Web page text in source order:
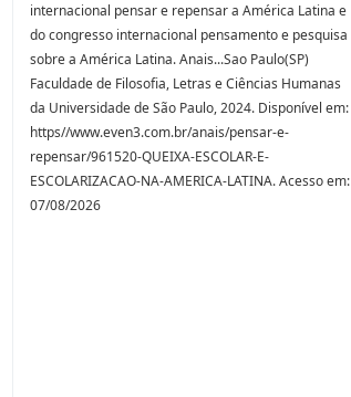
internacional pensar e repensar a América Latina e
do congresso internacional pensamento e pesquisa
sobre a América Latina. Anais...Sao Paulo(SP)
Faculdade de Filosofia, Letras e Ciências Humanas
da Universidade de São Paulo, 2024. Disponível em:
https//www.even3.com.br/anais/pensar-e-
repensar/961520-QUEIXA-ESCOLAR-E-
ESCOLARIZACAO-NA-AMERICA-LATINA. Acesso em:
07/08/2026